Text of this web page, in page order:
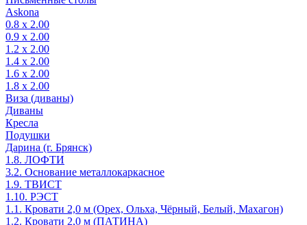
Askona
0.8 х 2.00
0.9 х 2.00
1.2 х 2.00
1.4 х 2.00
1.6 х 2.00
1.8 х 2.00
Виза (диваны)
Диваны
Кресла
Подушки
Дарина (г. Брянск)
1.8. ЛОФТИ
3.2. Основание металлокаркасное
1.9. ТВИСТ
1.10. РЭСТ
1.1. Кровати 2,0 м (Орех, Ольха, Чёрный, Белый, Махагон)
1.2. Кровати 2,0 м (ПАТИНА)